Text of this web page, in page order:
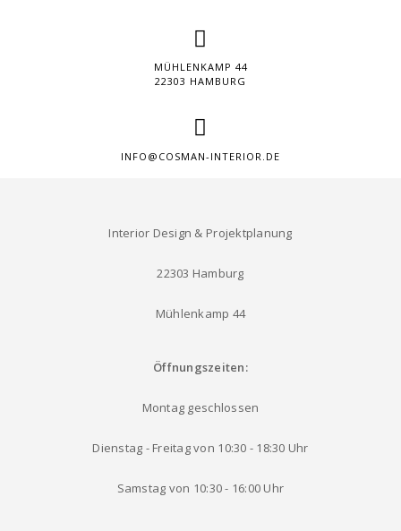
MÜHLENKAMP 44
22303 HAMBURG
INFO@COSMAN-INTERIOR.DE
Interior Design & Projektplanung
22303 Hamburg
Mühlenkamp 44
Öffnungszeiten:
Montag geschlossen
Dienstag - Freitag von 10:30 - 18:30 Uhr
Samstag von 10:30 - 16:00 Uhr